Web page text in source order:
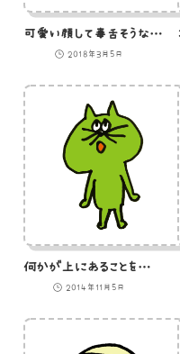
可愛い顔して毒舌そうなひよこのイラスト
2018年3月5日
何かが上にあることを見つけた猫のイラスト
2014年11月5日